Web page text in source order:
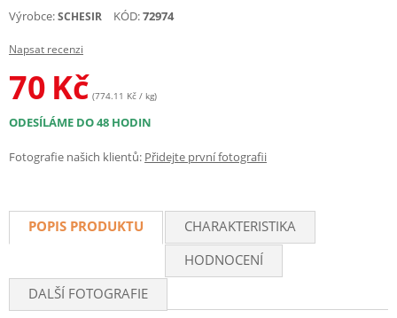
Výrobce:SCHESIR KÓD:72974
Napsat recenzi
70 Kč (774.11 Kč / kg)
ODESÍLÁME DO 48 HODIN
Fotografie našich klientů: Přidejte první fotografii
POPIS PRODUKTU
CHARAKTERISTIKA
HODNOCENÍ
DALŠÍ FOTOGRAFIE